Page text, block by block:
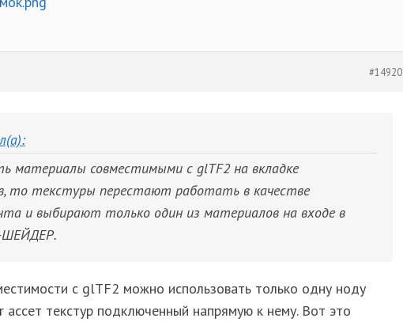
#14920
материалы совместимыми с glTF2 на вкладке
то текстуры перестают работать в качестве
и выбирают только один из материалов на входе в
с glTF2 можно использовать только одну ноду
ассет текстур подключенный напрямую к нему. Вот это